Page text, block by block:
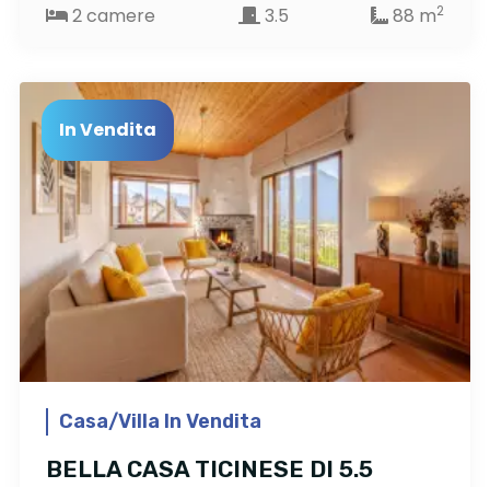
2 camere 3.5 88 m2
In Vendita
Casa/Villa In Vendita
BELLA CASA TICINESE DI 5.5